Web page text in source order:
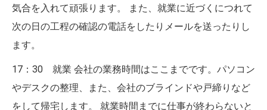
気合を入れて頑張ります。 また、就業に近づくにつれて
次の日の工程の確認の電話をしたりメールを送ったりし
ます。
17：30 就業 会社の業務時間はここまでです。パソコン
やデスクの整理、また、会社のブラインドや戸締りなど
をして帰宅します。 就業時間までに仕事が終わらないと